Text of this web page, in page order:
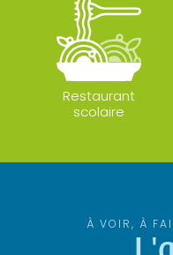
Restaurant
scolaire
À VOIR, À